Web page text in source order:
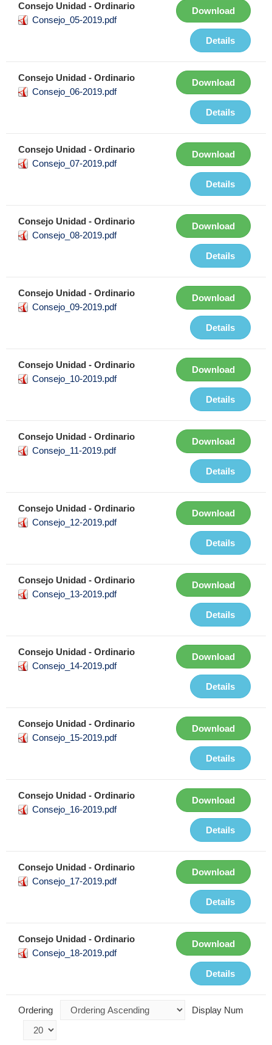
Consejo Unidad - Ordinario
Consejo_05-2019.pdf
Download
Details
Consejo Unidad - Ordinario
Consejo_06-2019.pdf
Download
Details
Consejo Unidad - Ordinario
Consejo_07-2019.pdf
Download
Details
Consejo Unidad - Ordinario
Consejo_08-2019.pdf
Download
Details
Consejo Unidad - Ordinario
Consejo_09-2019.pdf
Download
Details
Consejo Unidad - Ordinario
Consejo_10-2019.pdf
Download
Details
Consejo Unidad - Ordinario
Consejo_11-2019.pdf
Download
Details
Consejo Unidad - Ordinario
Consejo_12-2019.pdf
Download
Details
Consejo Unidad - Ordinario
Consejo_13-2019.pdf
Download
Details
Consejo Unidad - Ordinario
Consejo_14-2019.pdf
Download
Details
Consejo Unidad - Ordinario
Consejo_15-2019.pdf
Download
Details
Consejo Unidad - Ordinario
Consejo_16-2019.pdf
Download
Details
Consejo Unidad - Ordinario
Consejo_17-2019.pdf
Download
Details
Consejo Unidad - Ordinario
Consejo_18-2019.pdf
Download
Details
Ordering Display Num